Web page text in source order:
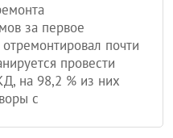
за первое
почти
провести
на 98,2 % из них
с